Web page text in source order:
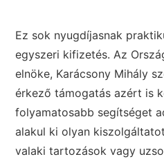
Ez sok nyugdíjasnak
egyszeri kifizetés. Az
elnöke, Karácsony Mihály
érkező támogatás azért is
folyamatosabb segítséget
alakul ki olyan
valaki tartozások vagy